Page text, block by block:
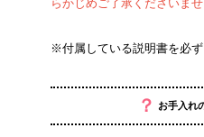
らかじめご了承くださいませ
※付属している説明書を必ず
？ お手入れ